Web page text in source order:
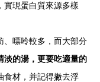
實現蛋白質來源多樣
、嘌呤較多，而大部分
淡的湯，更要吃適量的
食材，并記得撇去浮